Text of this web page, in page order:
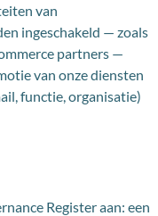
van
ingeschakeld — zoals
partners —
van onze diensten
functie, organisatie)
Register aan: een